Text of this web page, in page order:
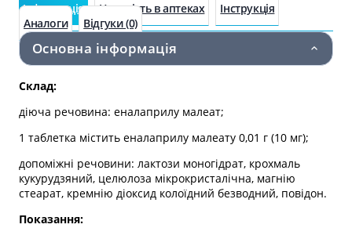
Інформація Наявність в аптеках
Інструкція
Аналоги
Відгуки (0)
Основна інформація
Склад:
діюча речовина: еналаприлу малеат;
1 таблетка містить еналаприлу малеату 0,01 г (10 мг);
допоміжні речовини: лактози моногідрат, крохмаль
кукурудзяний, целюлоза мікрокристалічна, магнію
стеарат, кремнію діоксид колоїдний безводний, повідон.
Показання: